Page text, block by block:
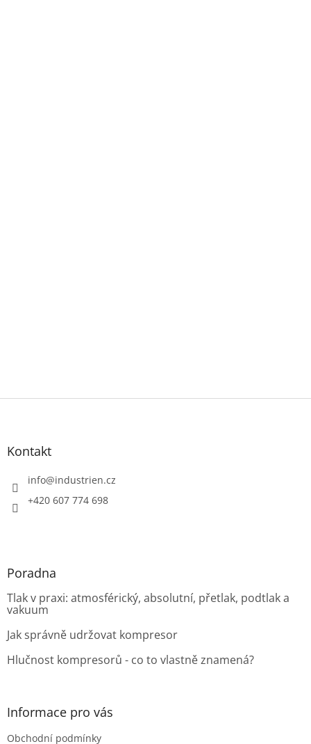
Z
Kontakt
info@industrien.cz
+420 607 774 698
Poradna
Tlak v praxi: atmosférický, absolutní, přetlak, podtlak a
vakuum
Jak správně udržovat kompresor
Hlučnost kompresorů - co to vlastně znamená?
Informace pro vás
Obchodní podmínky